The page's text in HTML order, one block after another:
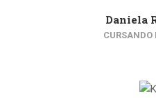
Daniela
CURSANDO